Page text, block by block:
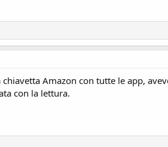
Amazon con tutte le app,
con la lettura.